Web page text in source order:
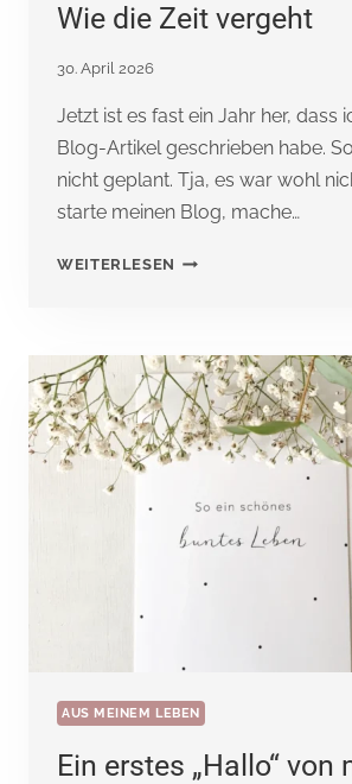
Wie die Zeit vergeht
30. April 2026
Jetzt ist es fast ein Jahr her, dass
Blog-Artikel geschrieben habe.
nicht geplant. Tja, es war wohl
starte meinen Blog, mache…
WEITERLESEN WIE
AUS MEINEM LEBEN
Ein erstes „Hallo“ von